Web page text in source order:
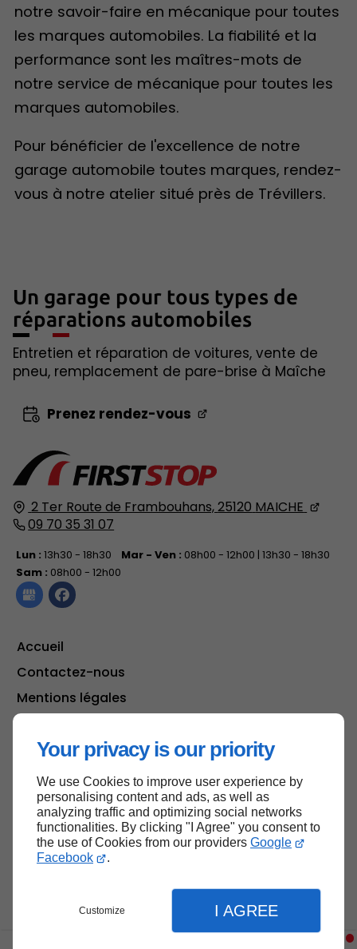
Your privacy is our priority
We use Cookies to improve user experience by
personalising content and ads, as well as
analyzing traffic and optimizing social networks
functionalities. By clicking "I Agree" you consent to
the use of Cookies from our providers Google
Facebook
.
Customize I AGREE
notre savoir-faire en mécanique pour toutes
les marques automobiles. La fiabilité et la
performance sont les maîtres-mots de
notre service de mécanique pour toutes les
marques automobiles.
Pour bénéficier de l'excellence de notre
garage automobile toutes marques, rendez-
vous à notre atelier situé près de Trévillers.
2 Ter Route de Frambouhans,25120 MAICHE
09 70 35 31 07
Lun :13h30 - 18h30 Mar - Ven : 08h00 - 12h00 | 13h30 - 18h30
Sam : 08h00 - 12h00
Accueil
Contactez-nous
Mentions légales
Un garage pour tous types de
réparations automobiles
Entretien et réparation de voitures, vente de
pneu, remplacement de pare-brise à Maîche
Prenez rendez-vous
Haut de page